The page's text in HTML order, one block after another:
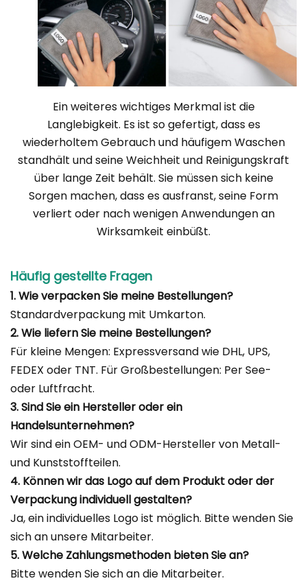
Ein weiteres wichtiges Merkmal ist die
Langlebigkeit. Es ist so gefertigt, dass es
wiederholtem Gebrauch und häufigem Waschen
standhält und seine Weichheit und Reinigungskraft
über lange Zeit behält. Sie müssen sich keine
Sorgen machen, dass es ausfranst, seine Form
verliert oder nach wenigen Anwendungen an
Wirksamkeit einbüßt.
Häufig gestellte Fragen
1. Wie verpacken Sie meine Bestellungen?
Standardverpackung mit Umkarton.
2. Wie liefern Sie meine Bestellungen?
Für kleine Mengen: Expressversand wie DHL, UPS,
FEDEX oder TNT. Für Großbestellungen: Per See-
oder Luftfracht.
3. Sind Sie ein Hersteller oder ein
Handelsunternehmen?
Wir sind ein OEM- und ODM-Hersteller von Metall-
und Kunststoffteilen.
4. Können wir das Logo auf dem Produkt oder der
Verpackung individuell gestalten?
Ja, ein individuelles Logo ist möglich. Bitte wenden Sie
sich an unsere Mitarbeiter.
5. Welche Zahlungsmethoden bieten Sie an?
Bitte wenden Sie sich an die Mitarbeiter.